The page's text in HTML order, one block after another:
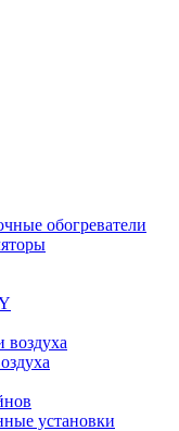
обогреватели
воздуха
установки